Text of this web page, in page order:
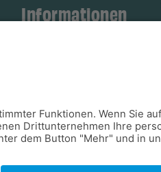
Informationen
Versandinformationen